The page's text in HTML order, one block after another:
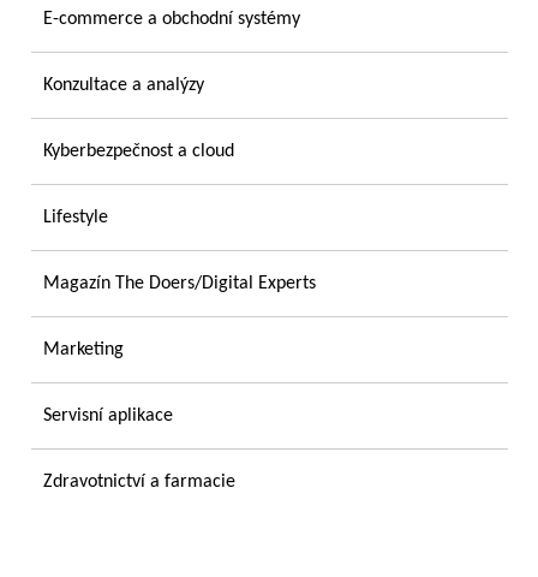
E-commerce a obchodní systémy
Konzultace a analýzy
Kyberbezpečnost a cloud
Lifestyle
Magazín The Doers/Digital Experts
Marketing
Servisní aplikace
Zdravotnictví a farmacie